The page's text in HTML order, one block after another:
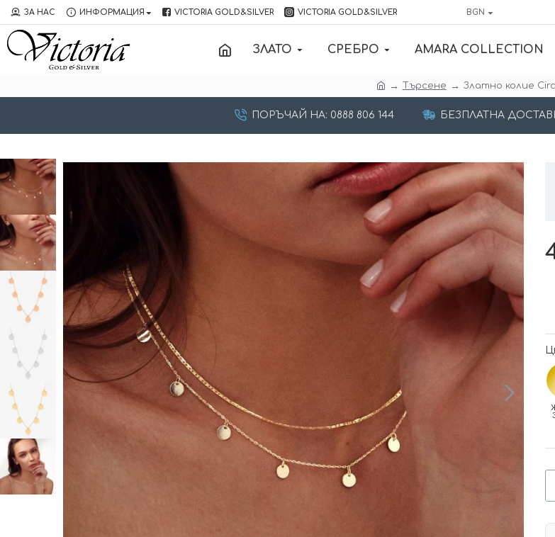
ЗА НАС ИНФОРМАЦИЯ VICTORIA GOLD&SILVER VICTORIA GOLD&SILVER BGN
ЗЛАТО СРЕБРО AMARA COLLECTION
Търсене Златно колие
ПОРЪЧАЙ НА: 0888 806 144 БЕЗПЛАТНА